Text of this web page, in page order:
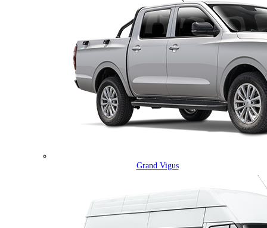
Grand Vigus